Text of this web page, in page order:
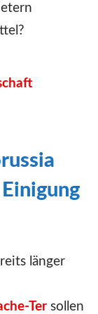
länger
Ter sollen